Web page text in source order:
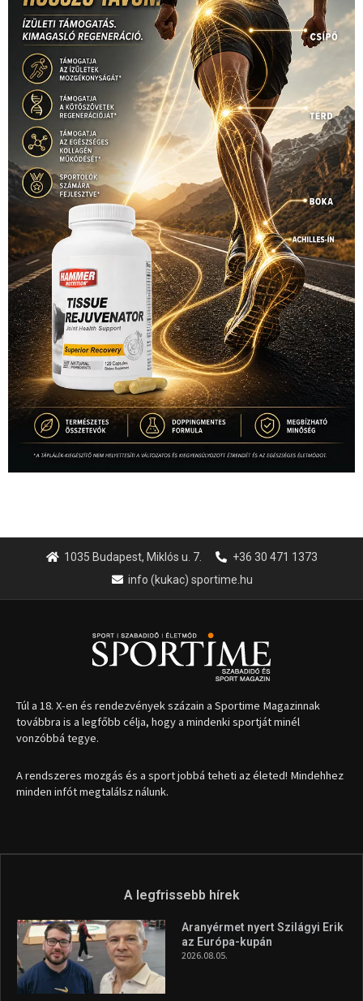
Hirdetés
1035 Budapest, Miklós u. 7.
+36 30 471 1373
Túl a 18. X-en és rendezvények százain a Sportime Magazinnak
továbbra is a legfőbb célja, hogy a mindenki sportját minél
vonzóbbá tegye.
A rendszeres mozgás és a sport jobbá teheti az életed! Mindehhez